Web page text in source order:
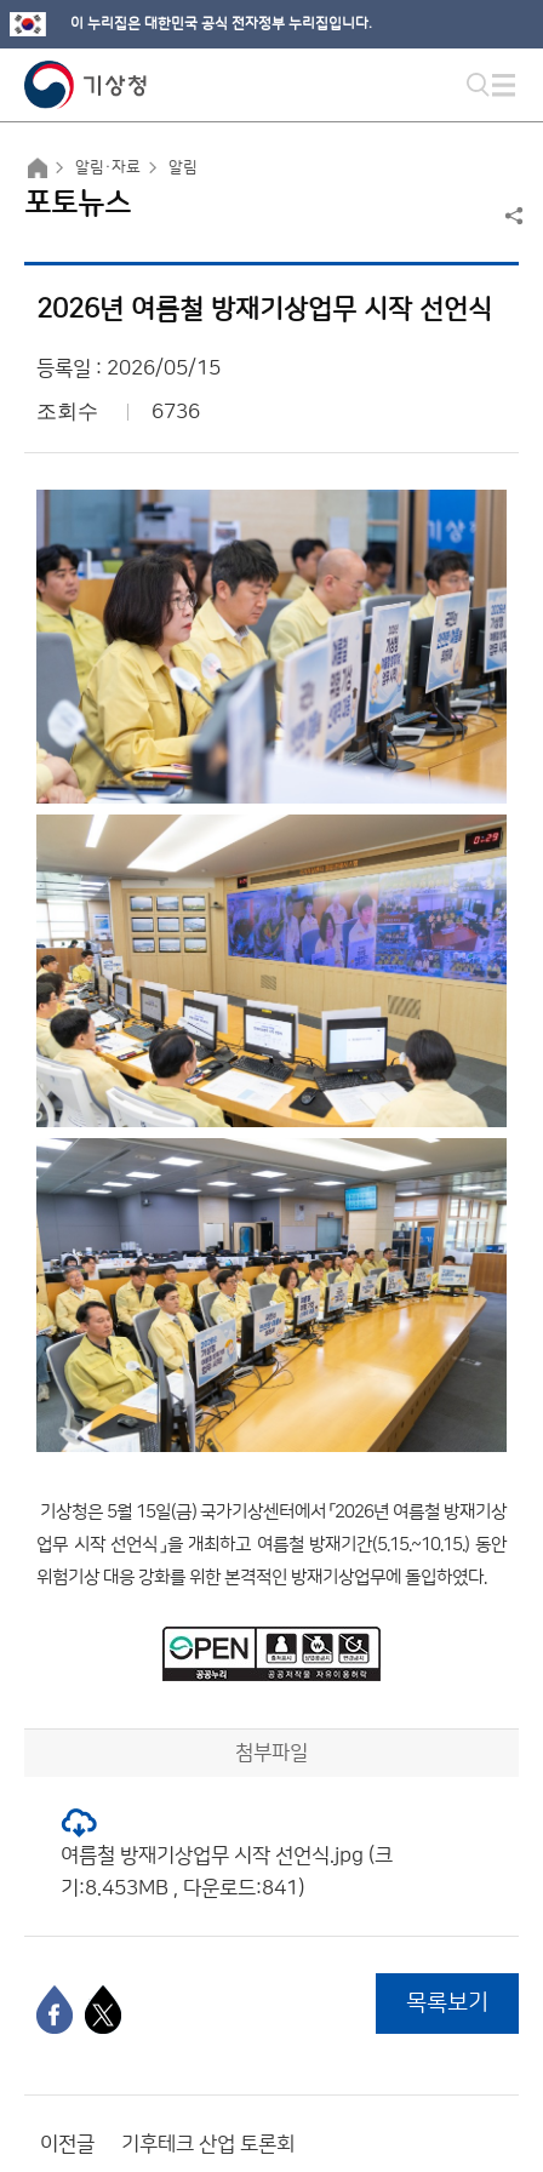
이 누리집은 대한민국 공식 전자정부 누리집입니다.
알림·자료 알림
포토뉴스
2026년 여름철 방재기상업무 시작 선언식
등록일 : 2026/05/15
조회수 6736
기상청은 5월 15일(금) 국가기상센터에서 「2026년 여름철 방재기상
업무 시작 선언식」을 개최하고 여름철 방재기간(5.15.~10.15.) 동안
위험기상 대응 강화를 위한 본격적인 방재기상업무에 돌입하였다.
첨부파일
여름철 방재기상업무 시작 선언식.jpg (크
기:8.453MB , 다운로드:841)
목록보기
이전글 기후테크 산업 토론회